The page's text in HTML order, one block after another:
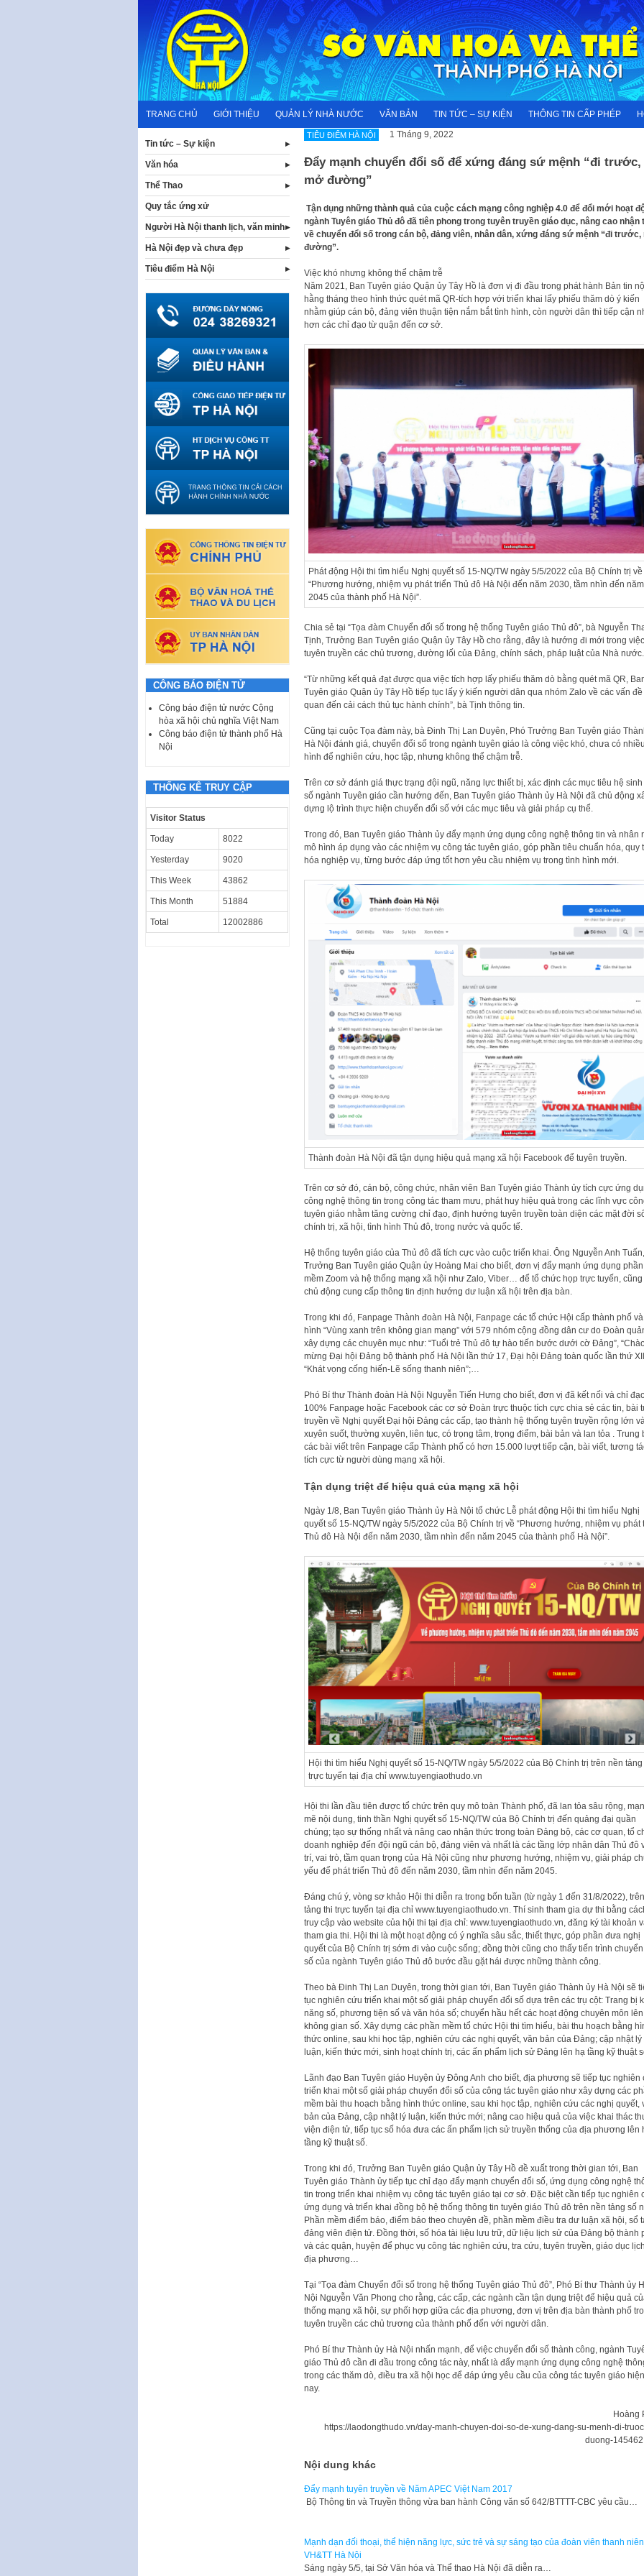
content
TRANG CHỦ GIỚI THIỆU QUẢN LÝ NHÀ NƯỚC VĂN BẢN TIN TỨC – SỰ KIỆN THÔNG TIN CẤP PHÉP
TIÊU ĐIỂM HÀ NỘI 1 Tháng 9, 2022
Đẩy mạnh chuyển đổi số để xứng đáng sứ mệnh “đi trước,
mở đường”
Tận dụng những thành quả của cuộc cách mạng công nghiệp 4.0 để đổi mới hoạt
ngành Tuyên giáo Thủ đô đã tiên phong trong tuyên truyền giáo dục, nâng cao nhận
về chuyển đổi số trong cán bộ, đảng viên, nhân dân, xứng đáng sứ mệnh “đi trước,
đường”.
Việc khó nhưng không thể chậm trễ
Năm 2021, Ban Tuyên giáo Quận ủy Tây Hồ là đơn vị đi đầu trong phát hành Bản tin
hằng tháng theo hình thức quét mã QR-tích hợp với triển khai lấy phiếu thăm dò ý kiến
nhằm giúp cán bộ, đảng viên thuận tiện nắm bắt tình hình, còn người dân thì tiếp cận
hơn các chỉ đạo từ quận đến cơ sở.
Phát động Hội thi tìm hiểu Nghị quyết số 15-NQ/TW ngày 5/5/2022 của Bộ Chính trị về
“Phương hướng, nhiệm vụ phát triển Thủ đô Hà Nội đến năm 2030, tầm nhìn đến năm
2045 của thành phố Hà Nội”.
Chia sẻ tại “Tọa đàm Chuyển đổi số trong hệ thống Tuyên giáo Thủ đô”, bà Nguyễn
Tịnh, Trưởng Ban Tuyên giáo Quận ủy Tây Hồ cho rằng, đây là hướng đi mới trong việc
tuyên truyền các chủ trương, đường lối của Đảng, chính sách, pháp luật của Nhà nước.
“Từ những kết quả đạt được qua việc tích hợp lấy phiếu thăm dò bằng quét mã QR,
Tuyên giáo Quận ủy Tây Hồ tiếp tục lấy ý kiến người dân qua nhóm Zalo về các vấn đề
quan đến cải cách thủ tục hành chính”, bà Tịnh thông tin.
Cũng tại cuộc Tọa đàm này, bà Đinh Thị Lan Duyên, Phó Trưởng Ban Tuyên giáo
Hà Nội đánh giá, chuyển đổi số trong ngành tuyên giáo là công việc khó, chưa có
hình để nghiên cứu, học tập, nhưng không thể chậm trễ.
Trên cơ sở đánh giá thực trạng đội ngũ, năng lực thiết bị, xác định các mục tiêu hệ sinh
số ngành Tuyên giáo cần hướng đến, Ban Tuyên giáo Thành ủy Hà Nội đã chủ động
dựng lộ trình thực hiện chuyển đổi số với các mục tiêu và giải pháp cụ thể.
Trong đó, Ban Tuyên giáo Thành ủy đẩy mạnh ứng dụng công nghệ thông tin và nhân
mô hình áp dụng vào các nhiệm vụ công tác tuyên giáo, góp phần tiêu chuẩn hóa, quy
hóa nghiệp vụ, từng bước đáp ứng tốt hơn yêu cầu nhiệm vụ trong tình hình mới.
Thành đoàn Hà Nội đã tận dụng hiệu quả mạng xã hội Facebook để tuyên truyền.
Trên cơ sở đó, cán bộ, công chức, nhân viên Ban Tuyên giáo Thành ủy tích cực ứng
công nghệ thông tin trong công tác tham mưu, phát huy hiệu quả trong các lĩnh vực
tuyên giáo nhằm tăng cường chỉ đạo, định hướng tuyên truyền toàn diện các mặt đời
chính trị, xã hội, tình hình Thủ đô, trong nước và quốc tế.
Hệ thống tuyên giáo của Thủ đô đã tích cực vào cuộc triển khai. Ông Nguyễn Anh Tuấn,
Trưởng Ban Tuyên giáo Quận ủy Hoàng Mai cho biết, đơn vị đẩy mạnh ứng dụng phần
mềm Zoom và hệ thống mạng xã hội như Zalo, Viber… để tổ chức họp trực tuyến,
chủ động cung cấp thông tin định hướng dư luận xã hội trên địa bàn.
Trong khi đó, Fanpage Thành đoàn Hà Nội, Fanpage các tổ chức Hội cấp thành phố
hình “Vùng xanh trên không gian mạng” với 579 nhóm cộng đồng dân cư do Đoàn
xây dựng các chuyên mục như: “Tuổi trẻ Thủ đô tự hào tiến bước dưới cờ Đảng”,
mừng Đại hội Đảng bộ thành phố Hà Nội lần thứ 17, Đại hội Đảng toàn quốc lần thứ
“Khát vọng cống hiến-Lẽ sống thanh niên”;…
Phó Bí thư Thành đoàn Hà Nội Nguyễn Tiến Hưng cho biết, đơn vị đã kết nối và chỉ
100% Fanpage hoặc Facebook các cơ sở Đoàn trực thuộc tích cực chia sẻ các tin, bài
truyền về Nghị quyết Đại hội Đảng các cấp, tạo thành hệ thống tuyên truyền rộng lớn và
xuyên suốt, thường xuyên, liên tục, có trọng tâm, trọng điểm, bài bản và lan tỏa . Trung
các bài viết trên Fanpage cấp Thành phố có hơn 15.000 lượt tiếp cận, bài viết, tương
tích cực từ người dùng mạng xã hội.
Tận dụng triệt để hiệu quả của mạng xã hội
Ngày 1/8, Ban Tuyên giáo Thành ủy Hà Nội tổ chức Lễ phát động Hội thi tìm hiểu Nghị
quyết số 15-NQ/TW ngày 5/5/2022 của Bộ Chính trị về “Phương hướng, nhiệm vụ phát
Thủ đô Hà Nội đến năm 2030, tầm nhìn đến năm 2045 của thành phố Hà Nội”.
Hội thi tìm hiểu Nghị quyết số 15-NQ/TW ngày 5/5/2022 của Bộ Chính trị trên nền tảng
trực tuyến tại địa chỉ www.tuyengiaothudo.vn
Hội thi lần đầu tiên được tổ chức trên quy mô toàn Thành phố, đã lan tỏa sâu rộng,
mẽ nội dung, tinh thần Nghị quyết số 15-NQ/TW của Bộ Chính trị đến quảng đại quần
chúng; tạo sự thống nhất và nâng cao nhận thức trong toàn Đảng bộ, các cơ quan, tổ
doanh nghiệp đến đội ngũ cán bộ, đảng viên và nhất là các tầng lớp nhân dân Thủ đô
trí, vai trò, tầm quan trọng của Hà Nội cũng như phương hướng, nhiệm vụ, giải pháp
yếu để phát triển Thủ đô đến năm 2030, tầm nhìn đến năm 2045.
Đáng chú ý, vòng sơ khảo Hội thi diễn ra trong bốn tuần (từ ngày 1 đến 31/8/2022),
tảng thi trực tuyến tại địa chỉ www.tuyengiaothudo.vn. Thí sinh tham gia dự thi bằng
truy cập vào website của hội thi tại địa chỉ: www.tuyengiaothudo.vn, đăng ký tài khoản
tham gia thi. Hội thi là một hoạt động có ý nghĩa sâu sắc, thiết thực, góp phần đưa nghị
quyết của Bộ Chính trị sớm đi vào cuộc sống; đồng thời cũng cho thấy tiến trình
số của ngành Tuyên giáo Thủ đô bước đầu gặt hái được những thành công.
Theo bà Đinh Thị Lan Duyên, trong thời gian tới, Ban Tuyên giáo Thành ủy Hà Nội sẽ
tục nghiên cứu triển khai một số giải pháp chuyển đổi số dựa trên các trụ cột: Trang bị
năng số, phương tiện số và văn hóa số; chuyển hầu hết các hoạt động chuyên môn lên
không gian số. Xây dựng các phần mềm tổ chức Hội thi tìm hiểu, bài thu hoạch bằng
thức online, sau khi học tập, nghiên cứu các nghị quyết, văn bản của Đảng; cập nhật lý
luận, kiến thức mới, sinh hoạt chính trị, các ấn phẩm lịch sử Đảng lên hạ tầng kỹ thuật
Lãnh đạo Ban Tuyên giáo Huyện ủy Đông Anh cho biết, địa phương sẽ tiếp tục nghiên
triển khai một số giải pháp chuyển đổi số của công tác tuyên giáo như xây dựng các
mềm bài thu hoạch bằng hình thức online, sau khi học tập, nghiên cứu các nghị quyết,
bản của Đảng, cập nhật lý luận, kiến thức mới; nâng cao hiệu quả của việc khai thác
viện điện tử, tiếp tục số hóa đưa các ấn phẩm lịch sử truyền thống của địa phương lên
tầng kỹ thuật số.
Trong khi đó, Trưởng Ban Tuyên giáo Quận ủy Tây Hồ đề xuất trong thời gian tới, Ban
Tuyên giáo Thành ủy tiếp tục chỉ đạo đẩy mạnh chuyển đổi số, ứng dụng công nghệ
tin trong triển khai nhiệm vụ công tác tuyên giáo tại cơ sở. Đặc biệt cần tiếp tục nghiên
ứng dụng và triển khai đồng bộ hệ thống thông tin tuyên giáo Thủ đô trên nền tảng số
Phần mềm điểm báo, điểm báo theo chuyên đề, phần mềm điều tra dư luận xã hội, sổ
đảng viên điện tử. Đồng thời, số hóa tài liệu lưu trữ, dữ liệu lịch sử của Đảng bộ thành
và các quận, huyện để phục vụ công tác nghiên cứu, tra cứu, tuyên truyền, giáo dục
địa phương…
Tại “Tọa đàm Chuyển đổi số trong hệ thống Tuyên giáo Thủ đô”, Phó Bí thư Thành ủy
Nội Nguyễn Văn Phong cho rằng, các cấp, các ngành cần tận dụng triệt để hiệu quả
thống mạng xã hội, sự phối hợp giữa các địa phương, đơn vị trên địa bàn thành phố
tuyên truyền các chủ trương của thành phố đến với người dân.
Phó Bí thư Thành ủy Hà Nội nhấn mạnh, để việc chuyển đổi số thành công, ngành
giáo Thủ đô cần đi đầu trong công tác này, nhất là đẩy mạnh ứng dụng công nghệ
trong các thăm dò, điều tra xã hội học để đáp ứng yêu cầu của công tác tuyên giáo hiện
nay.
Hoàng
https://laodongthudo.vn/day-manh-chuyen-doi-so-de-xung-dang-su-menh-di-
duong-
Nội dung khác
Đẩy mạnh tuyên truyền về Năm APEC Việt Nam 2017
Bộ Thông tin và Truyền thông vừa ban hành Công văn số 642/BTTTT-CBC yêu cầu…
Mạnh dạn đối thoại, thể hiện năng lực, sức trẻ và sự sáng tạo của đoàn viên thanh
VH&TT Hà Nội
Sáng ngày 5/5, tại Sở Văn hóa và Thể thao Hà Nội đã diễn ra…
Tin tức – Sự kiện
Văn hóa
Thể Thao
Quy tắc ứng xử
Người Hà Nội thanh lịch, văn minh
Hà Nội đẹp và chưa đẹp
Tiêu điểm Hà Nội
CÔNG BÁO ĐIỆN TỬ
Công báo điện tử nước Cộng
hòa xã hội chủ nghĩa Việt Nam
Công báo điện tử thành phố Hà
Nội
THỐNG KÊ TRUY CẬP
Visitor Status
Today 8022
Yesterday 9020
This Week 43862
This Month 51884
Total 12002886